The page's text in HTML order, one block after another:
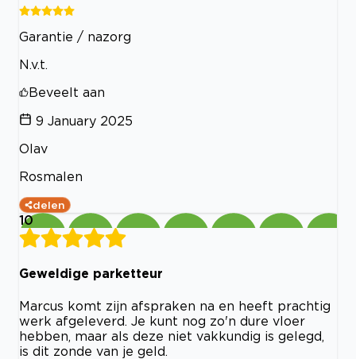
Garantie / nazorg
N.v.t.
Beveelt aan
9 January 2025
Olav
Rosmalen
delen
10
Geweldige parketteur
Marcus komt zijn afspraken na en heeft prachtig
werk afgeleverd. Je kunt nog zo'n dure vloer
hebben, maar als deze niet vakkundig is gelegd,
is dit zonde van je geld.